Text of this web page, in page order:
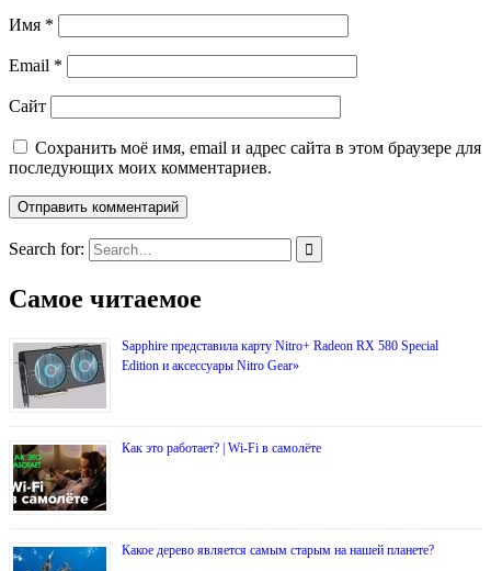
Имя *
Email *
Сайт
Сохранить моё имя, email и адрес сайта в этом браузере для
последующих моих комментариев.
Search for:
Самое читаемое
Sapphire представила карту Nitro+ Radeon RX 580 Special
Edition и аксессуары Nitro Gear»
Как это работает? | Wi-Fi в самолёте
Какое дерево является самым старым на нашей планете?